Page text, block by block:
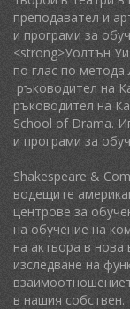
преподавател и
и програми за
<strong>Уолтън
по глас по метода
ръководител на
ръководител на
School of Drama.
и програми за
Shakespeare &
водещите
центрове за
на обучение на
на актьора в нова
изследване на
в нашия собствен.